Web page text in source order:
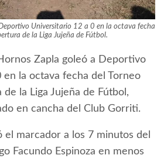
Universitario 12 a 0 en la octava fecha
de la Liga Jujeña de Fútbol.
Zapla goleó a Deportivo
la octava fecha del Torneo
la Liga Jujeña de Fútbol,
en cancha del Club Gorriti.
el marcador a los 7 minutos del
Facundo Espinoza en menos